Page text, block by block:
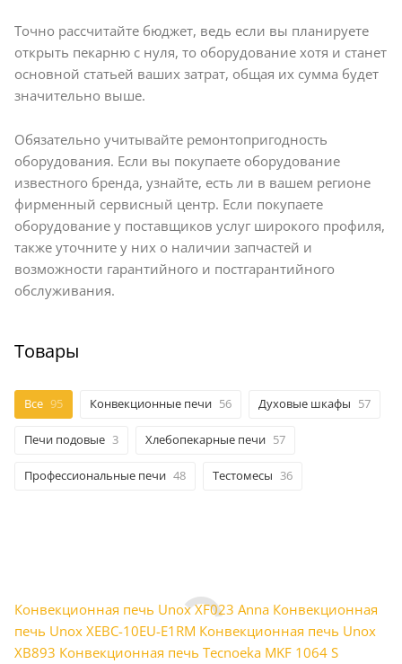
Точно рассчитайте бюджет, ведь если вы планируете
открыть пекарню с нуля, то оборудование хотя и станет
основной статьей ваших затрат, общая их сумма будет
значительно выше.
Обязательно учитывайте ремонтопригодность
оборудования. Если вы покупаете оборудование
известного бренда, узнайте, есть ли в вашем регионе
фирменный сервисный центр. Если покупаете
оборудование у поставщиков услуг широкого профиля,
также уточните у них о наличии запчастей и
возможности гарантийного и постгарантийного
обслуживания.
Товары
Все 95 Конвекционные печи 56 Духовые шкафы 57
Печи подовые 3 Хлебопекарные печи 57
Профессиональные печи 48 Тестомесы 36
Конвекционная печь Unox XF023 Anna Конвекционная
печь Unox XEBC-10EU-E1RM Конвекционная печь Unox
XB893 Конвекционная печь Tecnoeka MKF 1064 S